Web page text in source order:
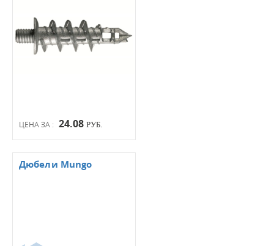
ЦЕНА ЗА : 24.08 РУБ.
Дюбели Mungo